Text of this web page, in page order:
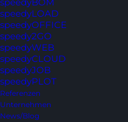
speedyLOAD
speedyOFFICE
speedy2GO
speedyWEB
speedyCLOUD
speedyJOB
speedyPLOT
Referenzen
Unternehmen
News/Blog